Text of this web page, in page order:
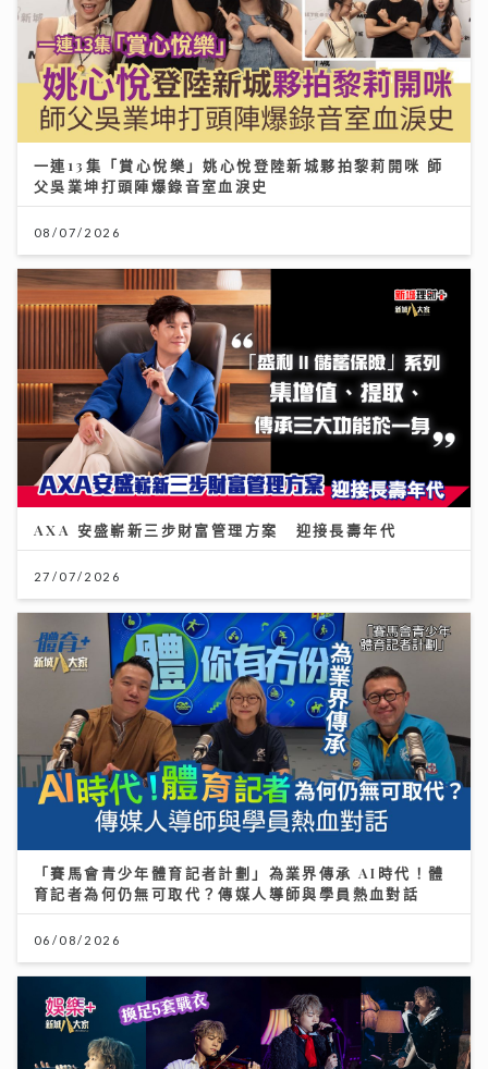
一連13集「賞心悅樂」姚心悅登陸新城夥拍黎莉開咪 師
父吳業坤打頭陣爆錄音室血淚史
08/07/2026
AXA 安盛嶄新三步財富管理方案 迎接長壽年代
27/07/2026
「賽馬會青少年體育記者計劃」為業界傳承 AI時代！體
育記者為何仍無可取代？傳媒人導師與學員熱血對話
06/08/2026